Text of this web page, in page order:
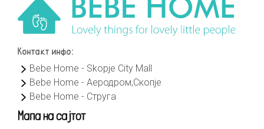
Контакт инфо:
Bebe Home - Skopje City Mall
Bebe Home - Аеродром,Скопје
Bebe Home - Струга
Мапа на сајтот